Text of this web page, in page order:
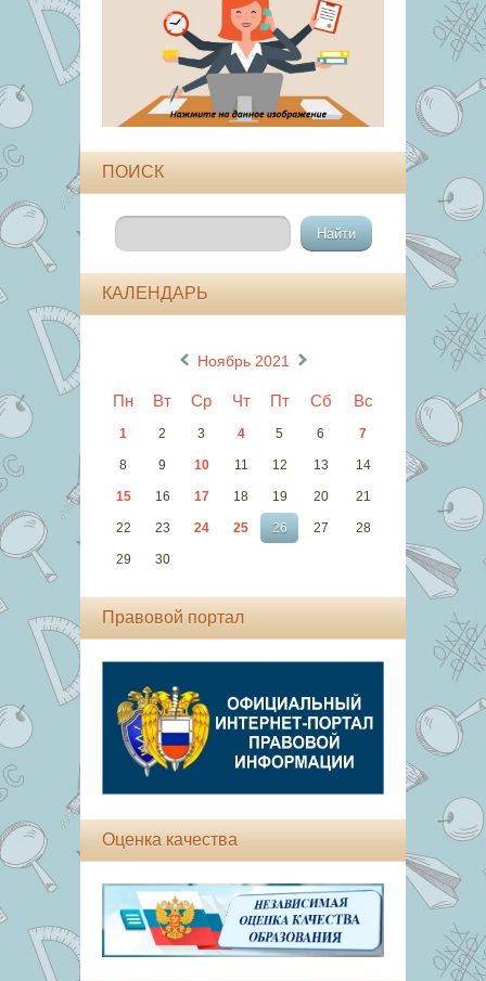
ПОИСК
КАЛЕНДАРЬ
« Ноябрь 2021 »
Пн Вт Ср Чт Пт Сб Вс
1 2 3 4 5 6 7
8 9 10 11 12 13 14
15 16 17 18 19 20 21
22 23 24 25 26 27 28
29 30
Правовой портал
Оценка качества